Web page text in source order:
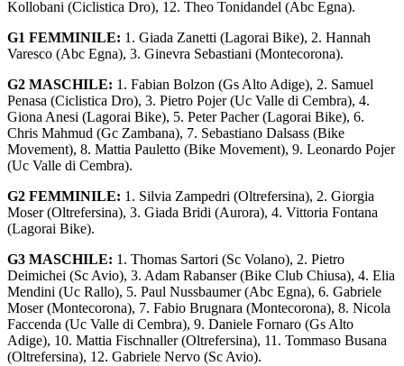
Kollobani (Ciclistica Dro), 12. Theo Tonidandel (Abc Egna).
G1 FEMMINILE: 1. Giada Zanetti (Lagorai Bike), 2. Hannah
Varesco (Abc Egna), 3. Ginevra Sebastiani (Montecorona).
G2 MASCHILE: 1. Fabian Bolzon (Gs Alto Adige), 2. Samuel
Penasa (Ciclistica Dro), 3. Pietro Pojer (Uc Valle di Cembra), 4.
Giona Anesi (Lagorai Bike), 5. Peter Pacher (Lagorai Bike), 6.
Chris Mahmud (Gc Zambana), 7. Sebastiano Dalsass (Bike
Movement), 8. Mattia Pauletto (Bike Movement), 9. Leonardo Pojer
(Uc Valle di Cembra).
G2 FEMMINILE: 1. Silvia Zampedri (Oltrefersina), 2. Giorgia
Moser (Oltrefersina), 3. Giada Bridi (Aurora), 4. Vittoria Fontana
(Lagorai Bike).
G3 MASCHILE: 1. Thomas Sartori (Sc Volano), 2. Pietro
Deimichei (Sc Avio), 3. Adam Rabanser (Bike Club Chiusa), 4. Elia
Mendini (Uc Rallo), 5. Paul Nussbaumer (Abc Egna), 6. Gabriele
Moser (Montecorona), 7. Fabio Brugnara (Montecorona), 8. Nicola
Faccenda (Uc Valle di Cembra), 9. Daniele Fornaro (Gs Alto
Adige), 10. Mattia Fischnaller (Oltrefersina), 11. Tommaso Busana
(Oltrefersina), 12. Gabriele Nervo (Sc Avio).